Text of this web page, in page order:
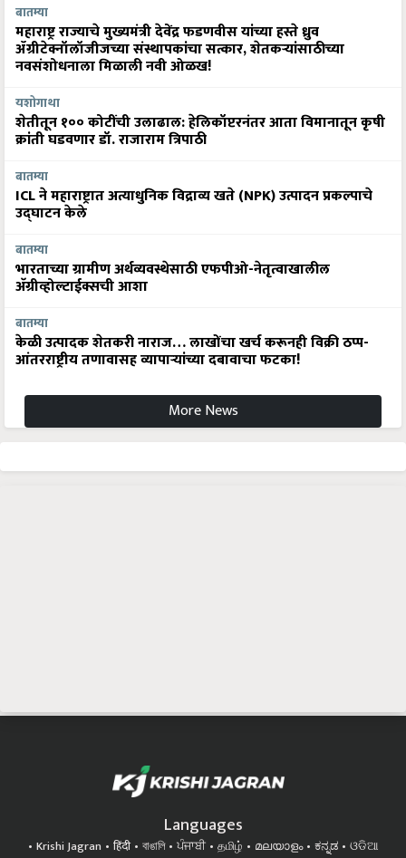
बातम्या
महाराष्ट्र राज्याचे मुख्यमंत्री देवेंद्र फडणवीस यांच्या हस्ते ध्रुव
ॲग्रीटेक्नॉलॉजीजच्या संस्थापकांचा सत्कार, शेतकऱ्यांसाठीच्या
नवसंशोधनाला मिळाली नवी ओळख!
यशोगाथा
शेतीतून १०० कोटींची उलाढाल: हेलिकॉप्टरनंतर आता विमानातून कृषी
क्रांती घडवणार डॉ. राजाराम त्रिपाठी
बातम्या
ICL ने महाराष्ट्रात अत्याधुनिक विद्राव्य खते (NPK) उत्पादन प्रकल्पाचे
उद्घाटन केले
बातम्या
भारताच्या ग्रामीण अर्थव्यवस्थेसाठी एफपीओ-नेतृत्वाखालील
अ‍ॅग्रीव्होल्टाईक्सची आशा
बातम्या
केळी उत्पादक शेतकरी नाराज… लाखोंचा खर्च करूनही विक्री ठप्प-
आंतरराष्ट्रीय तणावासह व्यापाऱ्यांच्या दबावाचा फटका!
More News
Languages
Krishi Jagran हिंदी বাঙালি ਪੰਜਾਬੀ தமிழ் മലയാളം ಕನ್ನಡ
ଓଡିଆ